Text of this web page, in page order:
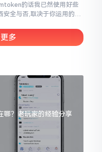
的话我已然使用好些
安全与否,取决于你运用的方
于贪图便宜以及偷懒。我目
的人
多
？老玩家的经验分享